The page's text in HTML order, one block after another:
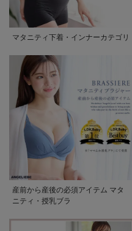
マタニティ下着・インナーカテゴリ
産前から産後の必須アイテム マタ
ニティ・授乳ブラ